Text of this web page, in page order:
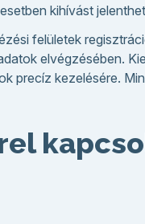
kihívást
felületek
elvégzésében.
precíz kezelésére.